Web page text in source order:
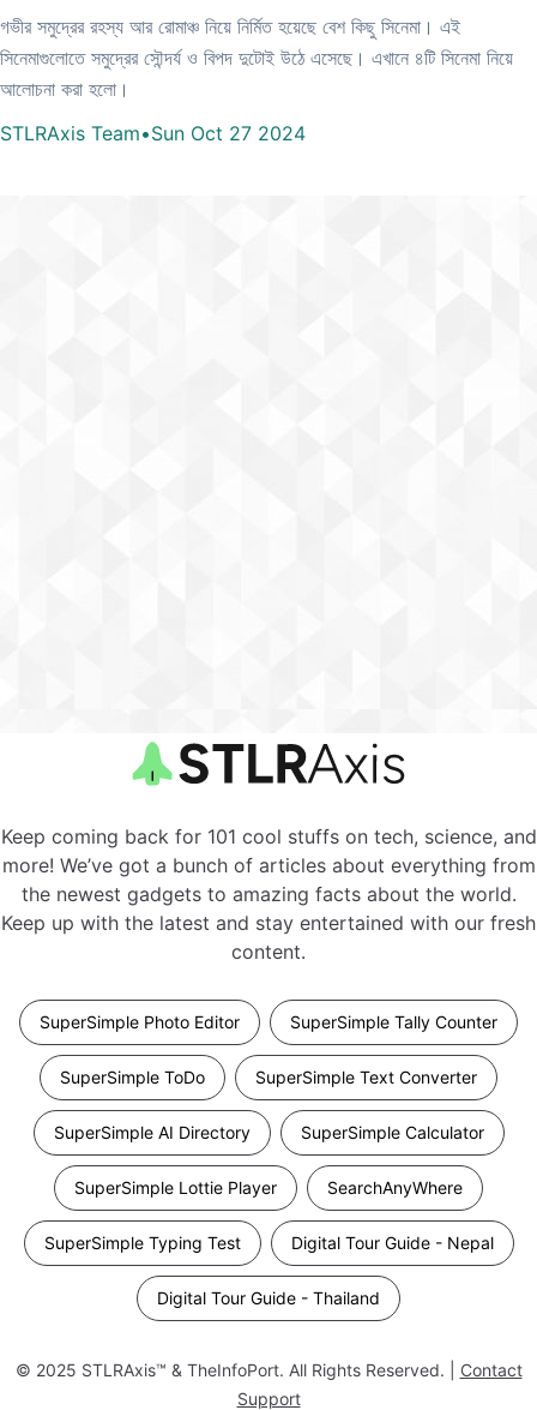
গভীর সমুদ্রের রহস্য আর রোমাঞ্চ নিয়ে নির্মিত হয়েছে বেশ কিছু সিনেমা। এই
সিনেমাগুলোতে সমুদ্রের সৌন্দর্য ও বিপদ দুটোই উঠে এসেছে। এখানে ৪টি সিনেমা নিয়ে
আলোচনা করা হলো।
STLRAxis Team•Sun Oct 27 2024
Keep coming back for 101 cool stuffs on tech, science, and
more! We’ve got a bunch of articles about everything from
the newest gadgets to amazing facts about the world.
Keep up with the latest and stay entertained with our fresh
content.
SuperSimple Photo Editor SuperSimple Tally Counter
SuperSimple ToDo SuperSimple Text Converter
SuperSimple AI Directory SuperSimple Calculator
SuperSimple Lottie Player SearchAnyWhere
SuperSimple Typing Test Digital Tour Guide - Nepal
Digital Tour Guide - Thailand
© 2025 STLRAxis™ & TheInfoPort. All Rights Reserved. | Contact
Support